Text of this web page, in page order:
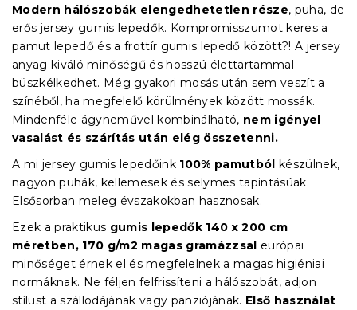
Modern hálószobák elengedhetetlen része, puha, de
erős jersey gumis lepedők. Kompromisszumot keres a
pamut lepedő és a frottír gumis lepedő között?! A jersey
anyag kiváló minőségű és hosszú élettartammal
büszkélkedhet. Még gyakori mosás után sem veszít a
színéből, ha megfelelő körülmények között mossák.
Mindenféle ágyneművel kombinálható, nem igényel
vasalást és szárítás után elég összetenni.
A mi jersey gumis lepedőink 100% pamutból készülnek,
nagyon puhák, kellemesek és selymes tapintásúak.
Elsősorban meleg évszakokban hasznosak.
Ezek a praktikus gumis lepedők 140 x 200 cm
méretben, 170 g/m2 magas gramázzsal európai
minőséget érnek el és megfelelnek a magas higiéniai
normáknak. Ne féljen felfrissíteni a hálószobát, adjon
stílust a szállodájának vagy panziójának. Első használat